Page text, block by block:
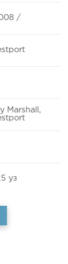
/
Marshall,
уз